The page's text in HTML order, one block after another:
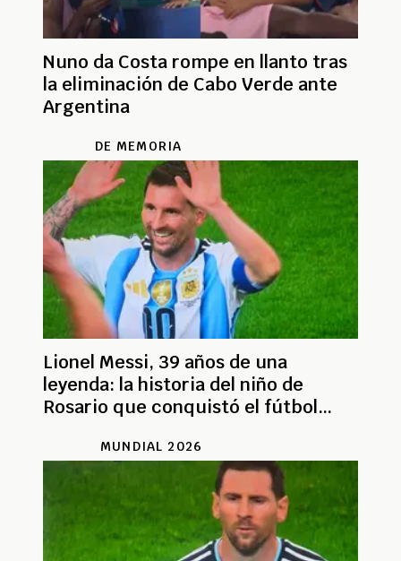
Nuno da Costa rompe en llanto tras
la eliminación de Cabo Verde ante
Argentina
DE MEMORIA
Lionel Messi, 39 años de una
leyenda: la historia del niño de
Rosario que conquistó el fútbol
MUNDIAL 2026